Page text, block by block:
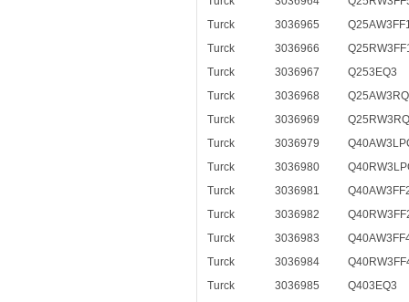
Turck
3036965
Turck
3036966
Turck
3036967
Q253EQ3
Turck
3036968
Turck
3036969
Turck
3036979
Turck
3036980
Turck
3036981
Turck
3036982
Turck
3036983
Turck
3036984
Turck
3036985
Q403EQ3